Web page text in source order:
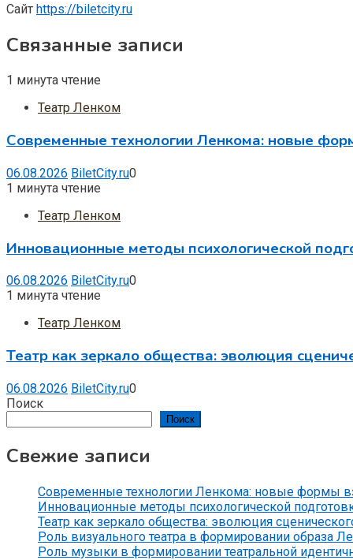
Сайт https://biletcity.ru
Связанные записи
1 минута чтение
Театр Ленком
Современные технологии Ленкома: новые
06.08.2026 BiletCity.ru0
1 минута чтение
Театр Ленком
Инновационные методы психологической
06.08.2026 BiletCity.ru0
1 минута чтение
Театр Ленком
Театр как зеркало общества: эволюция
06.08.2026 BiletCity.ru0
Поиск
Поиск
Свежие записи
Современные технологии Ленкома: новые формы
Инновационные методы психологической
Театр как зеркало общества: эволюция
Роль визуального театра в формировании образа
Роль музыки в формировании театральной